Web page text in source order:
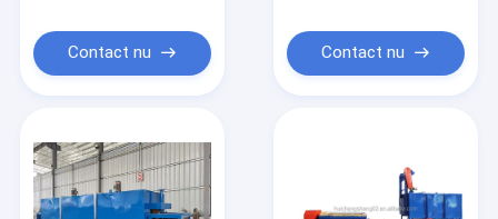
Contact nu Contact nu